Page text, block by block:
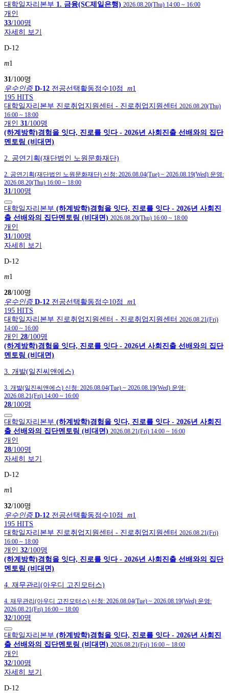
대학일자리본부 1. 금융(SC제일은행) 2026.08.20(Thu) 14:00 ~ 16:00
개인
33/100명
자세히 보기
D-12
m1
31/100명
우수인증 D-12 전공선택활동점수10점 m1
195 HITS
대학일자리본부 진로취업지원센터 - 진로취업지원센터 2026.08.20(Thu)
16:00 ~ 18:00
개인 31/100명
(하계방학)경험을 잇다, 진로를 잇다 - 2026년 사회진출 선배와의 집단
멘토링 (비대면)
2. 공연기획(재단법인 노원문화재단)
2. 공연기획(재단법인 노원문화재단) 신청: 2026.08.04(Tue) ~ 2026.08.19(Wed) 운영:
2026.08.20(Thu) 16:00 ~ 18:00
31/100명
대학일자리본부 (하계방학)경험을 잇다, 진로를 잇다 - 2026년 사회진
출 선배와의 집단멘토링 (비대면) 2026.08.20(Thu) 16:00 ~ 18:00
개인
31/100명
자세히 보기
D-12
m1
28/100명
우수인증 D-12 전공선택활동점수10점 m1
195 HITS
대학일자리본부 진로취업지원센터 - 진로취업지원센터 2026.08.21(Fri)
14:00 ~ 16:00
개인 28/100명
(하계방학)경험을 잇다, 진로를 잇다 - 2026년 사회진출 선배와의 집단
멘토링 (비대면)
3. 개발(일진씨앤에스)
3. 개발(일진씨앤에스) 신청: 2026.08.04(Tue) ~ 2026.08.19(Wed) 운영:
2026.08.21(Fri) 14:00 ~ 16:00
28/100명
대학일자리본부 (하계방학)경험을 잇다, 진로를 잇다 - 2026년 사회진
출 선배와의 집단멘토링 (비대면) 2026.08.21(Fri) 14:00 ~ 16:00
개인
28/100명
자세히 보기
D-12
m1
32/100명
우수인증 D-12 전공선택활동점수10점 m1
195 HITS
대학일자리본부 진로취업지원센터 - 진로취업지원센터 2026.08.21(Fri)
16:00 ~ 18:00
개인 32/100명
(하계방학)경험을 잇다, 진로를 잇다 - 2026년 사회진출 선배와의 집단
멘토링 (비대면)
4. 재무관리(아우디 고진모터스)
4. 재무관리(아우디 고진모터스) 신청: 2026.08.04(Tue) ~ 2026.08.19(Wed) 운영:
2026.08.21(Fri) 16:00 ~ 18:00
32/100명
대학일자리본부 (하계방학)경험을 잇다, 진로를 잇다 - 2026년 사회진
출 선배와의 집단멘토링 (비대면) 2026.08.21(Fri) 16:00 ~ 18:00
개인
32/100명
자세히 보기
D-12